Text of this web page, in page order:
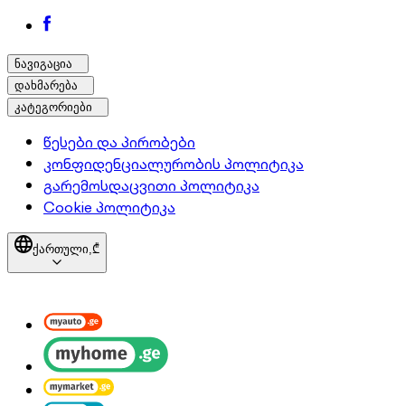
ნავიგაცია
დახმარება
კატეგორიები
წესები და პირობები
კონფიდენციალურობის პოლიტიკა
გარემოსდაცვითი პოლიტიკა
Cookie პოლიტიკა
ქართული, ₾